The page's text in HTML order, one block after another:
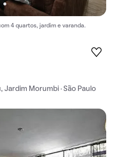
4 quartos, jardim e varanda.
Jardim Morumbi · São Paulo